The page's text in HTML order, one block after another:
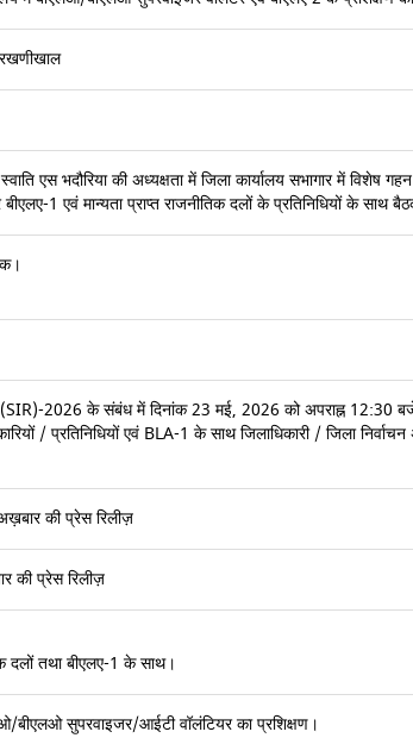
स्वाति एस भदौरिया की अध्यक्षता में जिला कार्यालय सभागार में विशेष
1 एवं मान्यता प्राप्त राजनीतिक दलों के प्रतिनिधियों के साथ
(SIR)-2026 के संबंध में दिनांक 23 मई, 2026 को अपराह्न 12:30 बजे
/ प्रतिनिधियों एवं BLA-1 के साथ जिलाधिकारी / जिला निर्वाचन
की प्रेस रिलीज़
की प्रेस रिलीज़
तथा बीएलए-1 के साथ।
सुपरवाइजर/आईटी वॉलंटियर का प्रशिक्षण।